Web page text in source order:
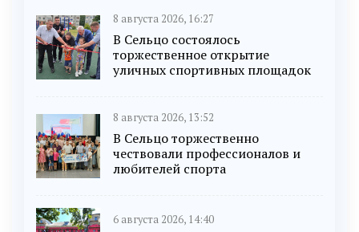
8 августа 2026, 16:27
В Сельцо состоялось
торжественное открытие
уличных спортивных площадок
8 августа 2026, 13:52
В Сельцо торжественно
чествовали профессионалов и
любителей спорта
6 августа 2026, 14:40